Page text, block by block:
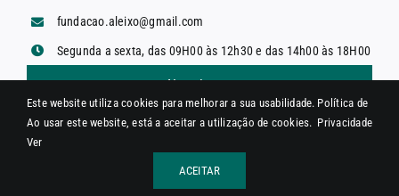
fundacao.aleixo@gmail.com
Segunda a sexta, das 09H00 às 12h30 e das 14h00 às 18H00
Newsletter
Este website utiliza cookies para melhorar a sua usabilidade.
Ao usar este website, está a aceitar a utilização de cookies.
Ver
Política de
Privacidade
ACEITAR